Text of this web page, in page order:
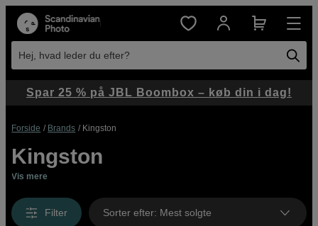
Hej, hvad leder du efter?
Forside Brands Kingston
Kingston
Vis mere
Filter Sorter efter: Mest solgte
Spar 25 % på JBL Boombox – køb din i dag!